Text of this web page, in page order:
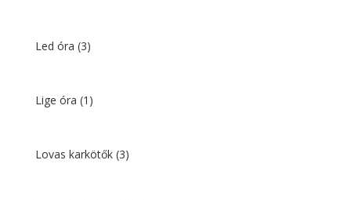
Led óra (3)
Lige óra (1)
Lovas karkötők (3)